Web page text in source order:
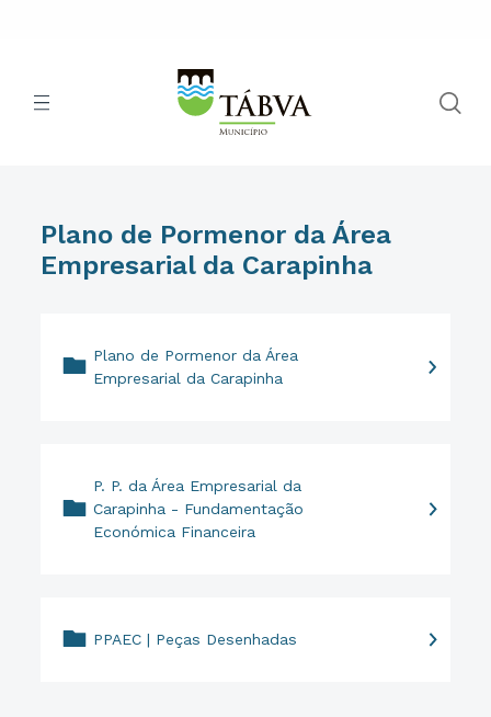
Plano de Pormenor da Área
Empresarial da Carapinha
Plano de Pormenor da Área
Empresarial da Carapinha
P. P. da Área Empresarial da
Carapinha - Fundamentação
Económica Financeira
PPAEC | Peças Desenhadas